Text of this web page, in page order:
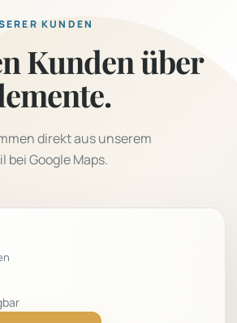
KUNDEN
Kunden über
direkt aus unserem
Google Maps.